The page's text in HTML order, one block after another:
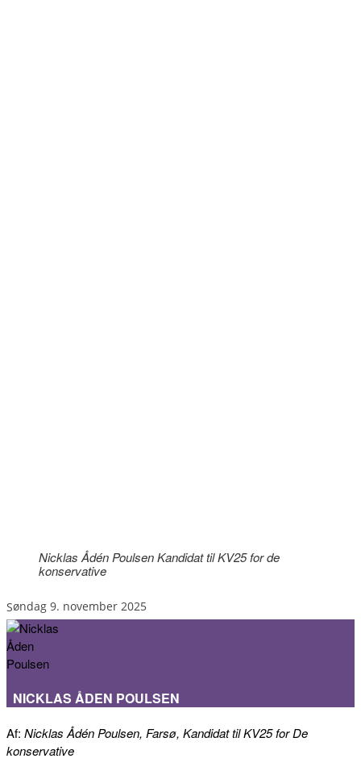
Nicklas Ådén Poulsen Kandidat til KV25 for de
konservative
søndag 9. november 2025
NICKLAS ÅDEN POULSEN
Af: Nicklas Ådén Poulsen, Farsø, Kandidat til KV25 for De
konservative